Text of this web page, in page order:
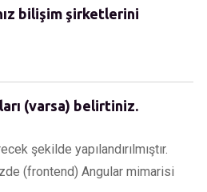
bilişim şirketlerini
(varsa) belirtiniz.
şekilde yapılandırılmıştır.
(frontend) Angular mimarisi